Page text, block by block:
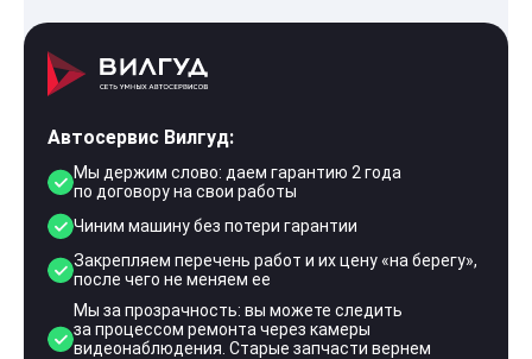
Автосервис Вилгуд:
Мы держим слово: даем гарантию 2 года
по договору на свои работы
Чиним машину без потери гарантии
Закрепляем перечень работ и их цену «на берегу»,
после чего не меняем ее
Мы за прозрачность: вы можете следить
за процессом ремонта через камеры
видеонаблюдения. Старые запчасти вернем